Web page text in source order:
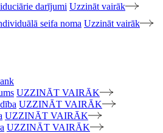
darījumi Uzzināt vairāk
seifa noma Uzzināt vairāk
UZZINĀT VAIRĀK
UZZINĀT VAIRĀK
UZZINĀT VAIRĀK
UZZINĀT VAIRĀK